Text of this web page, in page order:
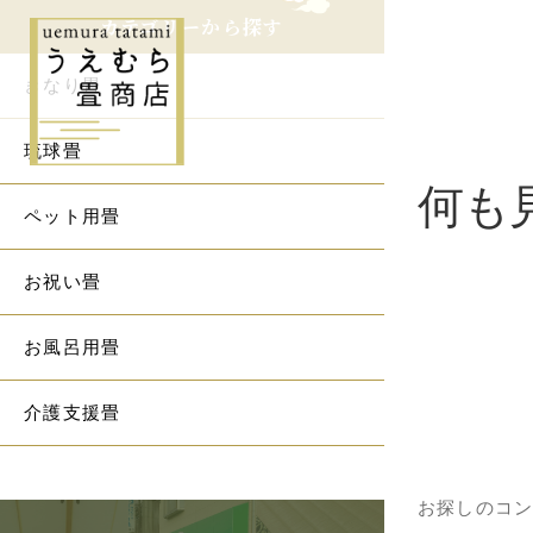
何も
お探しのコ
カテゴリーから探す
きなり畳
琉球畳
ペット用畳
お祝い畳
お風呂用畳
介護支援畳